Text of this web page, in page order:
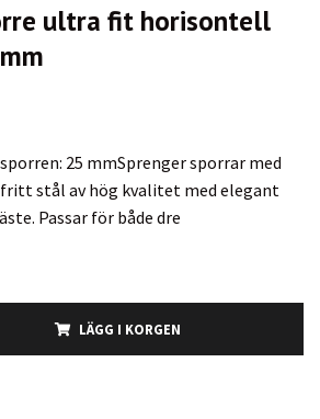
ultra fit horisontell
25 mmSprenger sporrar med
stål av hög kvalitet med elegant
Passar för både dre
LÄGG I KORGEN